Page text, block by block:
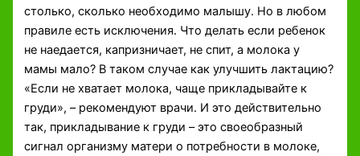
столько, сколько необходимо малышу. Но в любом
правиле есть исключения. Что делать если ребенок
не наедается, капризничает, не спит, а молока у
мамы мало? В таком случае как улучшить лактацию?
«Если не хватает молока, чаще прикладывайте к
груди», – рекомендуют врачи. И это действительно
так, прикладывание к груди – это своеобразный
сигнал организму матери о потребности в молоке,